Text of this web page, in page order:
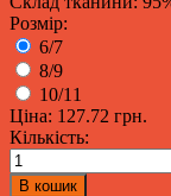
Розмір:
6/7
8/9
10/11
Ціна: 127.72 грн.
Кількість: